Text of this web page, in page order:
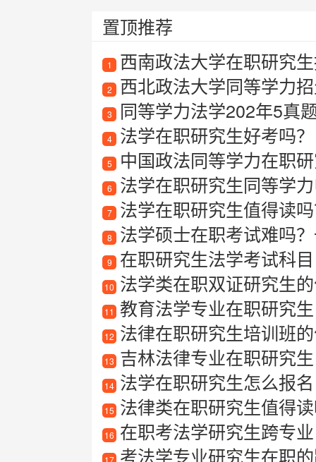
置顶推荐
1 西南政法大学在职研究
2 西北政法大学同等学力
3 同等学力法学202年5真
4 法学在职研究生好考吗？
5 中国政法同等学力在职
6 法学在职研究生同等学
7 法学在职研究生值得读
8 法学硕士在职考试难吗？
9 在职研究生法学考试科目
10 法学类在职双证研究生
11 教育法学专业在职研究生
12 法律在职研究生培训班
13 吉林法律专业在职研究生
14 法学在职研究生怎么报名
15 法律类在职研究生值得
16 在职考法学研究生跨专业
17 考法学专业研究生在职